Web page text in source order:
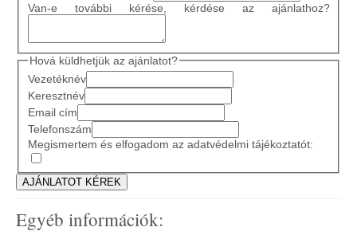
Van-e további kérése, kérdése az ajánlathoz?
Hová küldhetjük az ajánlatot?
Vezetéknév
Keresztnév
Email cím
Telefonszám
Megismertem és elfogadom az adatvédelmi tájékoztatót:
Egyéb információk: